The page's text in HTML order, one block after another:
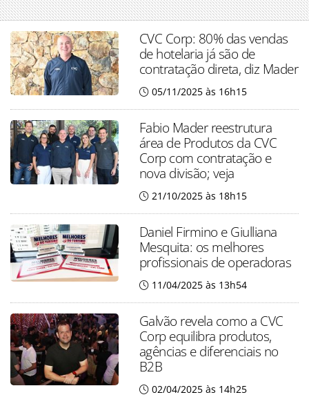
CVC Corp: 80% das vendas
de hotelaria já são de
contratação direta, diz Mader
05/11/2025 às 16h15
Fabio Mader reestrutura
área de Produtos da CVC
Corp com contratação e
nova divisão; veja
21/10/2025 às 18h15
Daniel Firmino e Giulliana
Mesquita: os melhores
profissionais de operadoras
11/04/2025 às 13h54
Galvão revela como a CVC
Corp equilibra produtos,
agências e diferenciais no
B2B
02/04/2025 às 14h25